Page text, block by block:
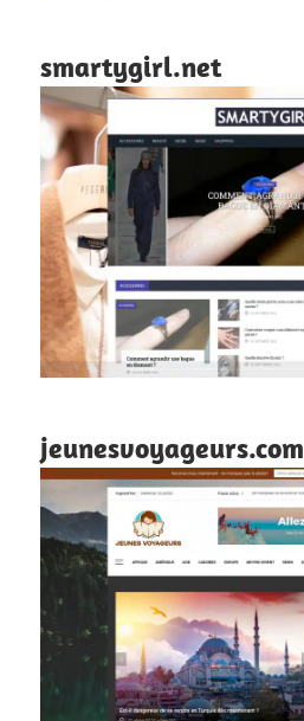
smartygirl.net
jeunesvoyageurs.com